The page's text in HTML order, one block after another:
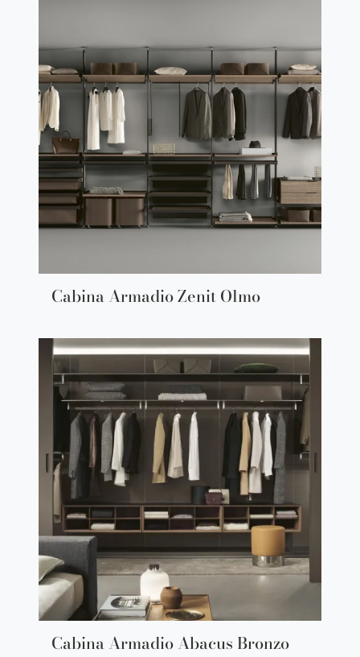
Cabina Armadio Zenit Olmo
Cabina Armadio Abacus Bronzo